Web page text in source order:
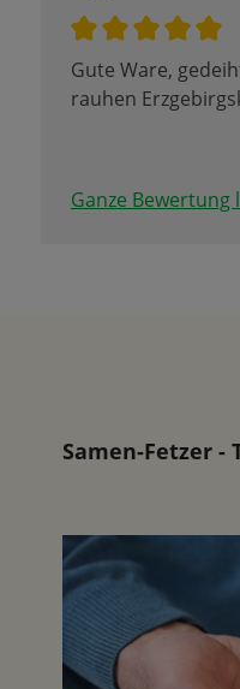
Gute Ware,
rauhen
Ganze Bewertung
Samen-Fetzer -